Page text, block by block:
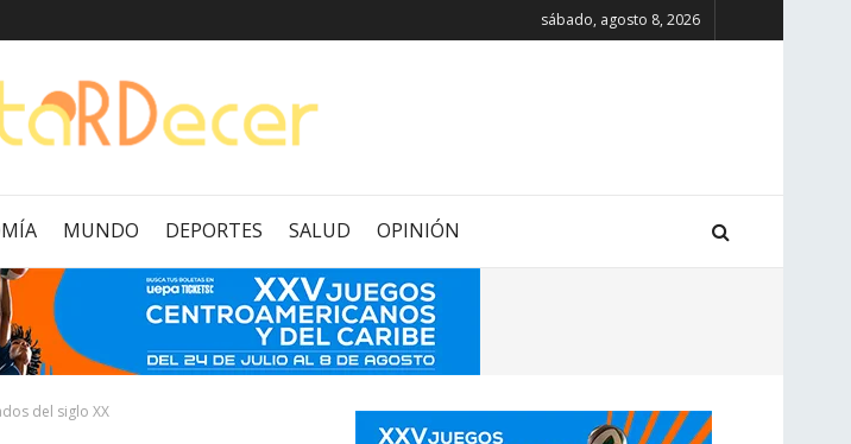
sábado, agosto 8, 2026
MUNDO DEPORTES SALUD OPINIÓN
del siglo XX